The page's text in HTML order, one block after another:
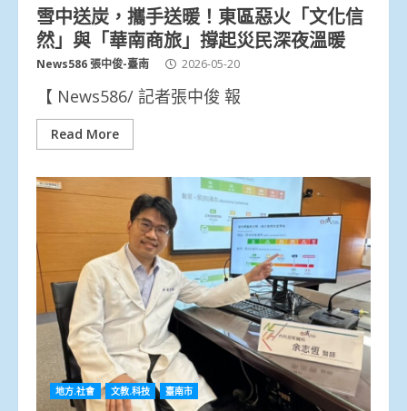
雪中送炭，攜手送暖！東區惡火「文化信
然」與「華南商旅」撐起災民深夜溫暖
News586 張中俊-臺南 2026-05-20
【 News586/ 記者張中俊 報
Read More
地方.社會 文教.科技 臺南市